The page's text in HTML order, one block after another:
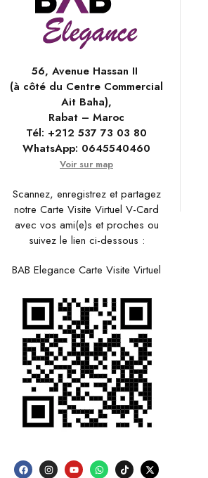
56, Avenue Hassan II
(à côté du Centre Commercial
Ait Baha),
Rabat – Maroc
Tél: +212 537 73 03 80
WhatsApp: 0645540460
Voir sur map
Scannez, enregistrez et partagez
notre Carte Visite Virtuel V-Card
avec vos ami(e)s et proches ou
suivez le lien ci-dessous :
BAB Elegance Carte Visite Virtuel